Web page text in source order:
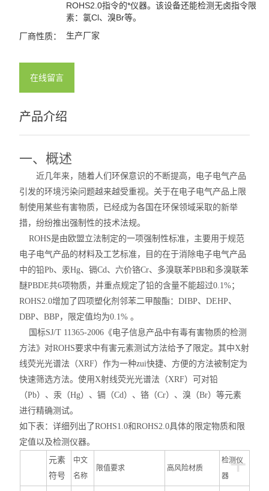
ROHS2.0指令的*仪器。该设备还能检测无卤指令限定
素：氯Cl、溴Br等。
厂商性质： 生产厂家
在线留言
产品介绍
一、概述
近几年来，随着人们环保意识的不断提高，电子电气产品
引发的环境污染问题越来越受重视。关于在电子电气产品上限
制使用某些有害物质，已经成为各国在环保领域采取的新举
措，纷纷推出强制性的技术法规。
ROHS是由欧盟立法制定的一项强制性标准，主要用于规范
电子电气产品的材料及工艺标准，目的在于消除电子电气产品
中的铅Pb、汞Hg、镉Cd、六价铬Cr、多溴联苯PBB和多溴联苯
醚PBDE共6项物质，并重点规定了铅的含量不能超过0.1%；
ROHS2.0增加了四项塑化剂邻苯二甲酸酯：DIBP、DEHP、
DBP、BBP，限定值均为0.1% 。
国标SJ/T 11365-2006《电子信息产品中有毒有害物质的检测
方法》对ROHS要求中有害元素测试方法给予了限定。其中X射
线荧光光谱法（XRF）作为一种zui快捷、方便的方法被制定为
快速筛选方法。使用X射线荧光光谱法（XRF）可对铅
（Pb）、汞（Hg）、镉（Cd）、铬（Cr）、溴（Br）等元素
进行精确测试。
如下表：详细列出了ROHS1.0和ROHS2.0具体的限定物质和限
定值以及检测仪器。
+
元素
符号
中文
名称
限值要求 高风险材质
检测仪
器